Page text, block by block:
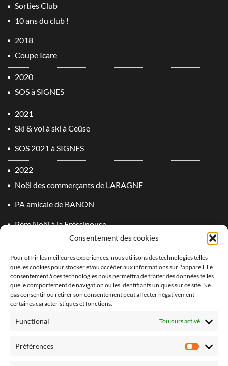
Consentement des cookies
Pour offrir les meilleures expériences, nous utilisons des technologies telles
que les cookies pour stocker et/ou accéder aux informations sur l'appareil. Le
consentement à ces technologies nous permettra de traiter des données telles
que le comportement de navigation ou les identifiants uniques sur ce site. Ne
pas consentir ou retirer son consentement peut affecter négativement
certaines caractéristiques et fonctions.
Functional Toujours activé
Préférences
Sorties Club
10 ans du club !
2018
Coupe Icare
2020
SOS à SIGNES
2021
Ski & vol à ski à Ceüse
SOS 2021 à SIGNES
2022
Noël des commerçants de LARAGNE
PA amicale de BANON
Père Noël à la Fréssinouse
SOS 2022 à SIGNES
2023
Du plomb dans l’aile 2° Edition !
vidéo PA Oraison 2
2024